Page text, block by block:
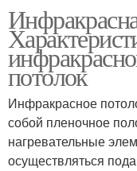
потолок
Инфракрасное
собой пленочное
нагревательные
осуществляться